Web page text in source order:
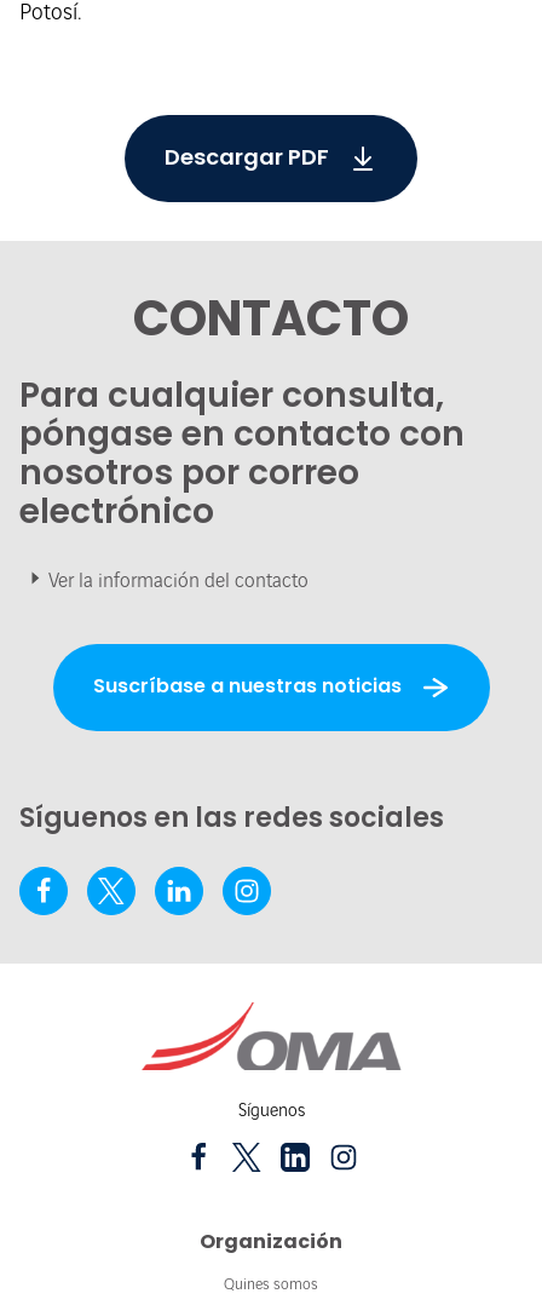
Potosí.
Descargar PDF
CONTACTO
Para cualquier consulta,
póngase en contacto con
nosotros por correo
electrónico
Ver la información del contacto
Suscríbase a nuestras noticias
Síguenos en las redes sociales
Síguenos
Organización
Quines somos